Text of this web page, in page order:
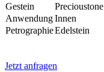
Gestein
Precioustone
AnwendungInnen
PetrographieEdelstein
Jetzt anfragen